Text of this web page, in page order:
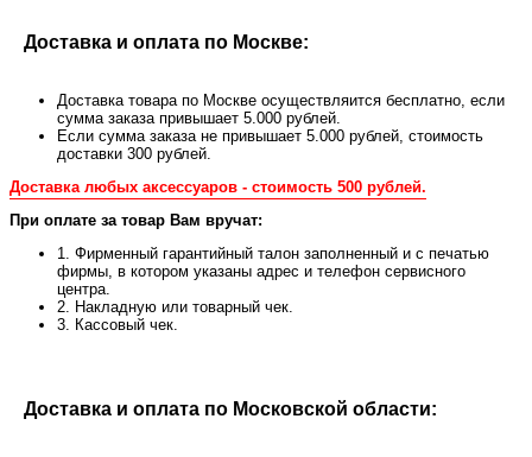
Доставка и оплата по Москве:
Доставка товара по Москве осуществляится бесплатно, если
сумма заказа привышает 5.000 рублей.
Если сумма заказа не привышает 5.000 рублей, стоимость
доставки 300 рублей.
Доставка любых аксессуаров - стоимость 500 рублей.
При оплате за товар Вам вручат:
1. Фирменный гарантийный талон заполненный и с печатью
фирмы, в котором указаны адрес и телефон сервисного
центра.
2. Накладную или товарный чек.
3. Кассовый чек.
Доставка и оплата по Московской области: